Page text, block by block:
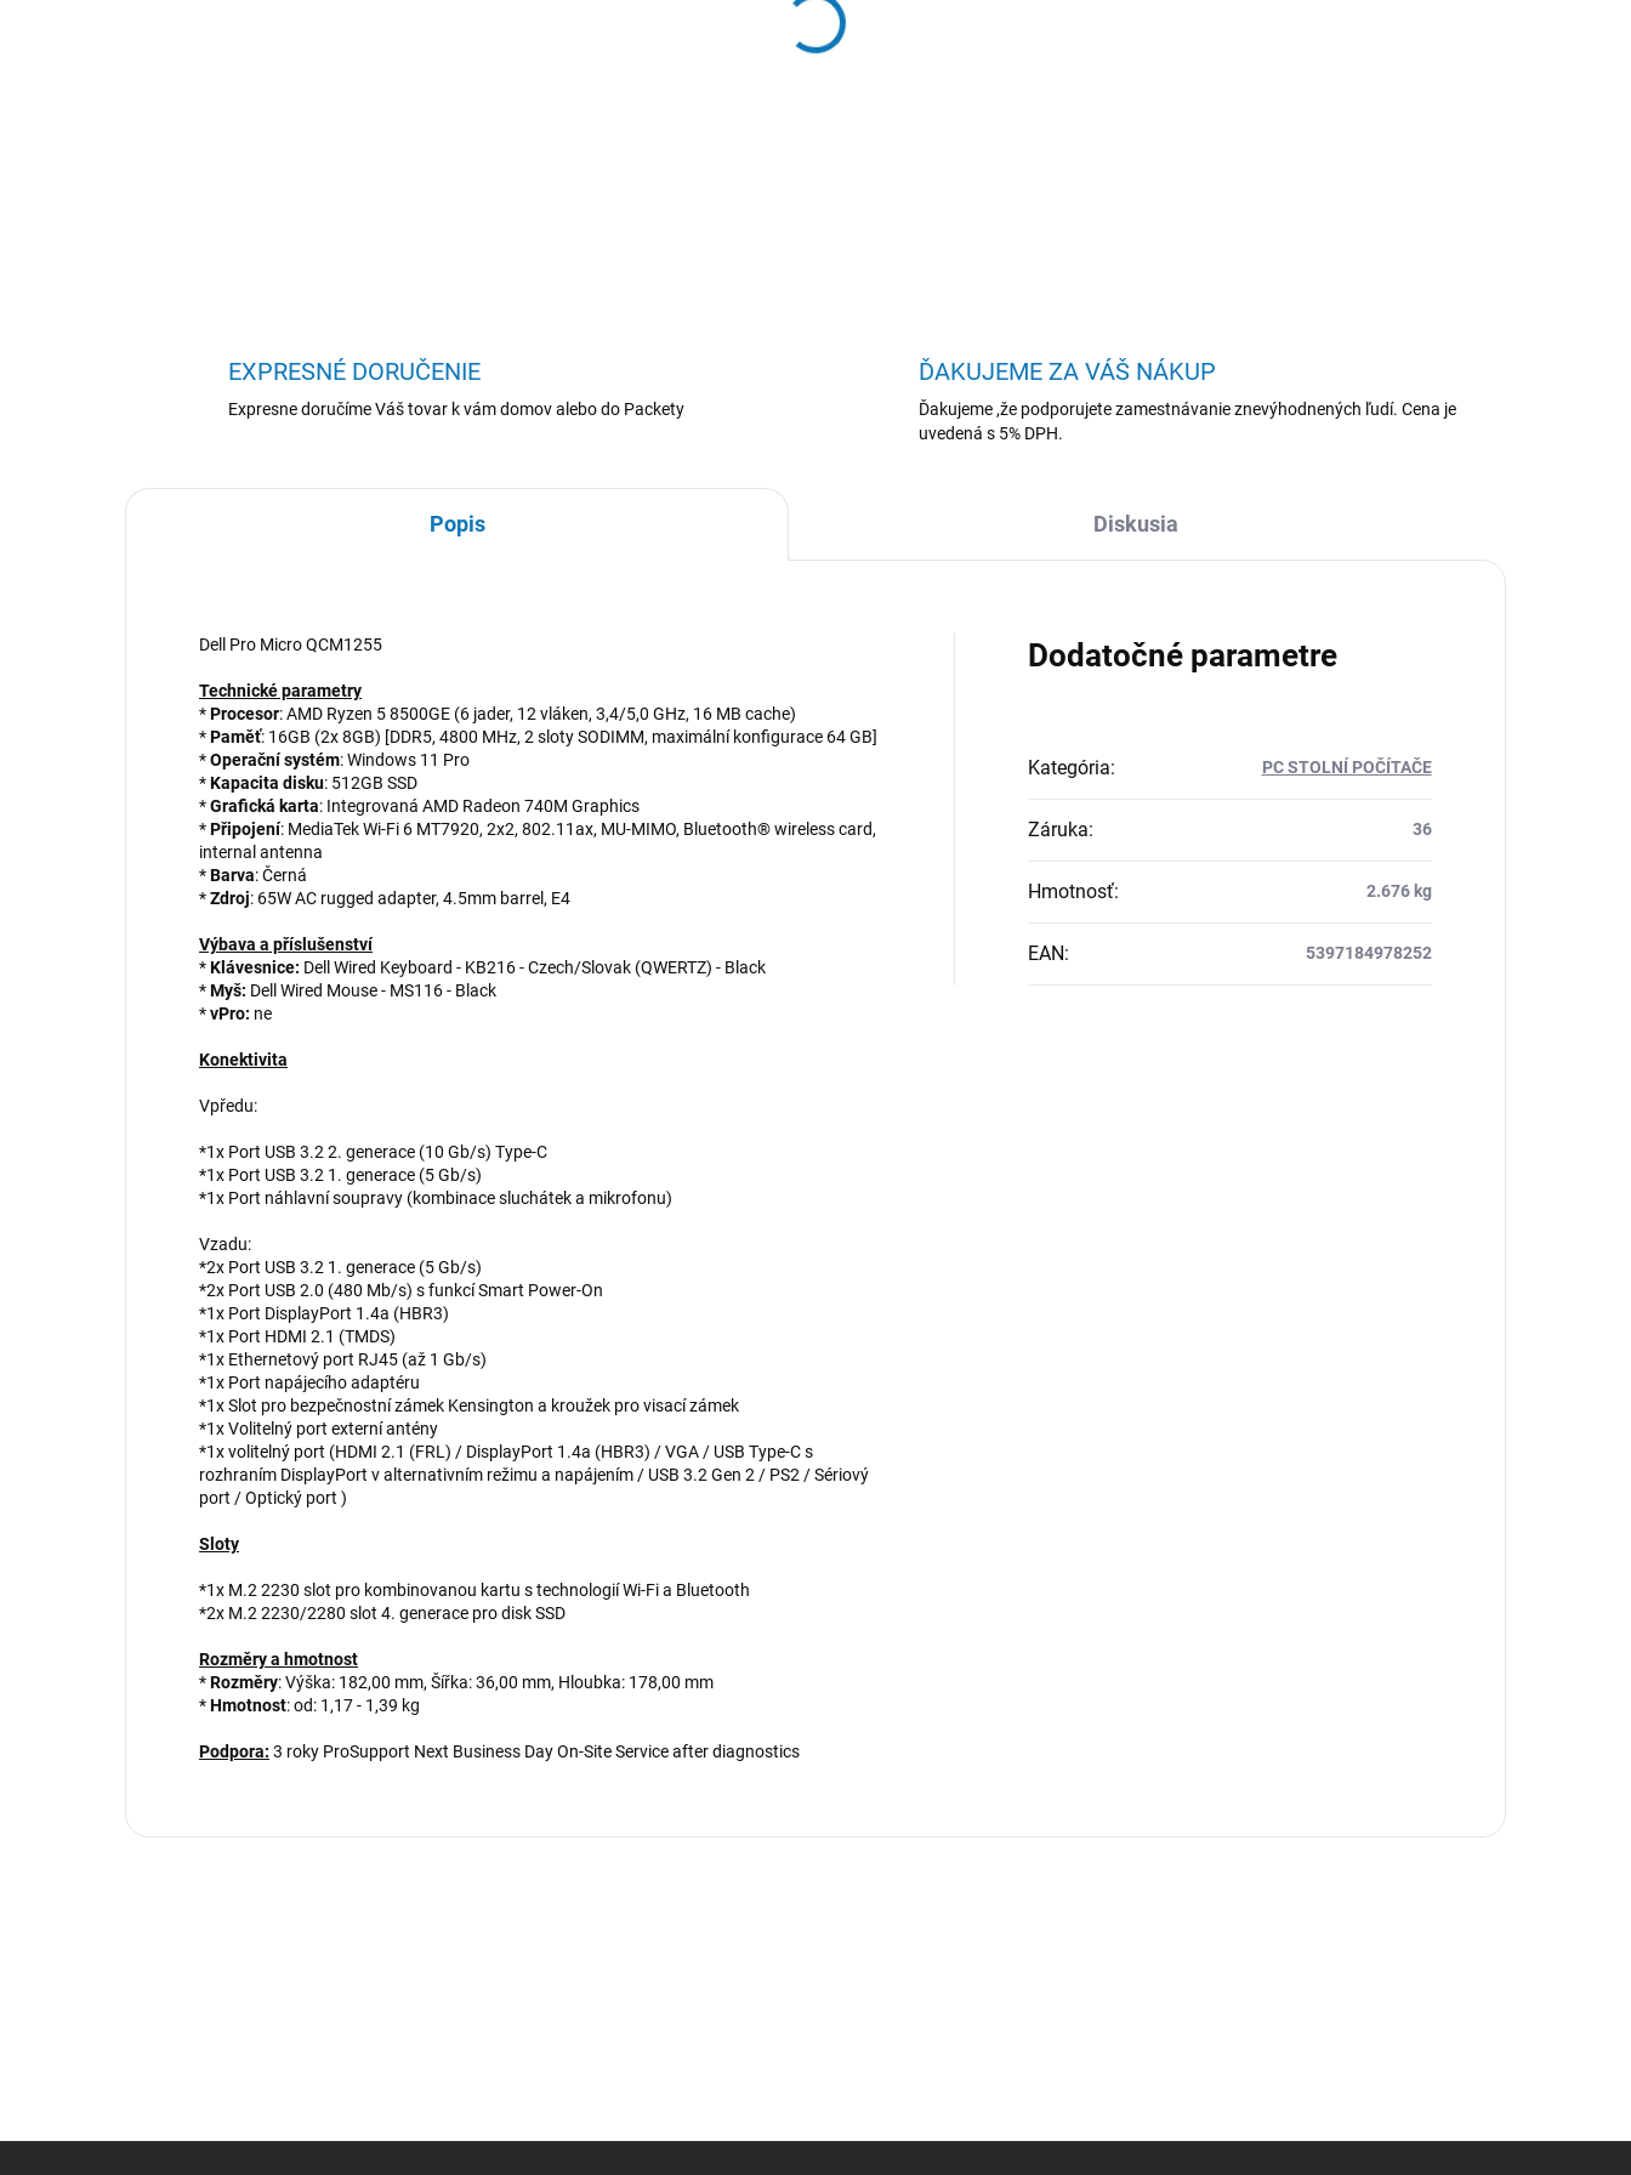
EXPRESNÉ DORUČENIE
Expresne doručíme Váš tovar k vám domov alebo do Packety
ĎAKUJEME ZA VÁŠ NÁKUP
Ďakujeme ,že podporujete zamestnávanie znevýhodnených ľudí. Cena je
uvedená s 5% DPH.
Popis Diskusia
Dell Pro Micro QCM1255
Technické parametry
*Procesor: AMD Ryzen 5 8500GE (6 jader, 12 vláken, 3,4/5,0 GHz, 16 MB cache)
*Paměť: 16GB (2x 8GB) [DDR5, 4800 MHz, 2 sloty SODIMM, maximální konfigurace 64 GB]
*Operační systém: Windows 11 Pro
*Kapacita disku: 512GB SSD
*Grafická karta: Integrovaná AMD Radeon 740M Graphics
*Připojení: MediaTek Wi-Fi 6 MT7920, 2x2, 802.11ax, MU-MIMO, Bluetooth® wireless card,
internal antenna
*Barva: Černá
*Zdroj: 65W AC rugged adapter, 4.5mm barrel, E4
Výbava a příslušenství
*Klávesnice: Dell Wired Keyboard - KB216 - Czech/Slovak (QWERTZ) - Black
*Myš: Dell Wired Mouse - MS116 - Black
*vPro: ne
Konektivita
Vpředu:
*1x Port USB 3.2 2. generace (10 Gb/s) Type-C
*1x Port USB 3.2 1. generace (5 Gb/s)
*1x Port náhlavní soupravy (kombinace sluchátek a mikrofonu)
Vzadu:
*2x Port USB 3.2 1. generace (5 Gb/s)
*2x Port USB 2.0 (480 Mb/s) s funkcí Smart Power-On
*1x Port DisplayPort 1.4a (HBR3)
*1x Port HDMI 2.1 (TMDS)
*1x Ethernetový port RJ45 (až 1 Gb/s)
*1x Port napájecího adaptéru
*1x Slot pro bezpečnostní zámek Kensington a kroužek pro visací zámek
*1x Volitelný port externí antény
*1x volitelný port (HDMI 2.1 (FRL) / DisplayPort 1.4a (HBR3) / VGA / USB Type-C s
rozhraním DisplayPort v alternativním režimu a napájením / USB 3.2 Gen 2 / PS2 / Sériový
port / Optický port )
Sloty
*1x M.2 2230 slot pro kombinovanou kartu s technologií Wi-Fi a Bluetooth
*2x M.2 2230/2280 slot 4. generace pro disk SSD
Rozměry a hmotnost
*Rozměry: Výška: 182,00 mm, Šířka: 36,00 mm, Hloubka: 178,00 mm
*Hmotnost: od: 1,17 - 1,39 kg
Podpora: 3 roky ProSupport Next Business Day On-Site Service after diagnostics
Dodatočné parametre
Kategória: PC STOLNÍ POČÍTAČE
Záruka: 36
Hmotnosť: 2.676 kg
EAN: 5397184978252